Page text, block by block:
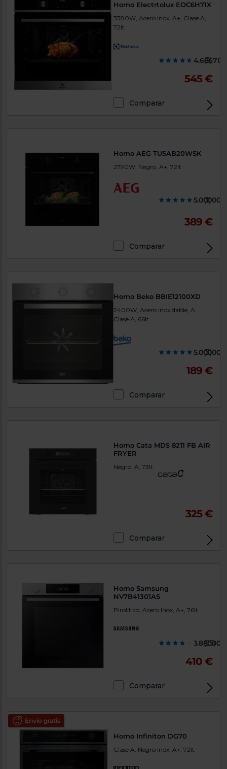
Horno Electrtolux EOC6H71X
3380W, Acero Inox, A+, Clase A,
72lt
(3)
545 €
Comparar
Horno AEG TU5AB20WSK
2790W, Negro, A+, 72lt
(1)
389 €
Comparar
Horno Beko BBIE12100XD
2400W, Acero inoxidable, A,
Clase A, 66lt
(3)
189 €
Comparar
Horno Cata MDS 8211 FB AIR
FRYER
Negro, A, 73lt
325 €
Comparar
Horno Samsung
NV7B41301AS
Pirolítico, Acero Inox, A+, 76lt
(25)
410 €
Comparar
Envío gratis
Horno Infiniton DG70
Clase A, Negro Inox, A+, 72lt